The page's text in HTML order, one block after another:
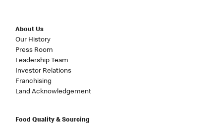
About Us
Our History
Press Room
Leadership Team
Investor Relations
Franchising
Land Acknowledgement
Food Quality & Sourcing